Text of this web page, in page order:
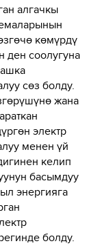
алгачкы
көмүрдү
ден соолугуна
сөз болду.
жана
электр
менен үй
келип
басымдуу
энергияга
болду.